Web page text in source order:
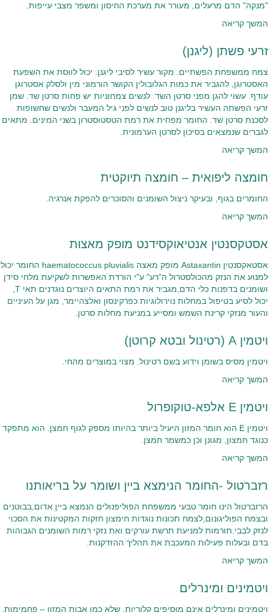
"מנקה" הדם מרעלים, מעורר את מערכת החיסון ומשפר מצבי עייפות.
המשך קריאה
זרעי פשתן (ליגנן)
צמח ממשפחת הפשתיים. מקור עשיר לסיבי ליגנן. יכול לווסת את השפעת
האסטרוגן, להגביר את כמות הגלובולין הקושר הורמוני מין ולסלק אסטרוגן
עודף. עשוי להגן מפני סרטן השד. לנשים צמחוניות יש פחות סרטן שד. שמן
זרעי הפשתה העשיר בליגנן טוב לנשים לפני גיל המעבר ולנשים שחשופות
לסכנת סרטן שד. החומר מפחית את רמת הטסטוסטרון בשני המינים. מתאים
לגברים שנמצאים בסיכון לסרטן הערמונית.
המשך קריאה
חומצה ליפואית – חומצה תיוקטית
החומרים בגוף, ובעיקר ניצול השומנים והסוכרים להפקת אנרגיה.
המשך קריאה
אסטקסנטין אנטיאוקסידנט מופק מאצות
אסטאקסנטין Astaxantin מופק מאצה haematococcus pluvialis החומר יכול
למנוע את הנזק מהכולסטרול ה"רע" ע"י הורדת האפשרות לשקיעת מלחי סידן
יכול לסיע בטיפול במחלות נוירולוגיות כפרקינסון ואלצהיימר, מגן על העיניים
והעור מנזקי קרינת השמש ומסייע במניעת מחלות סרטן.
ויטמין A (רטינול ובטא קרוטן)
ויטמין מסיס בשומן וידוע בשם רטינול. מצוי במוצרים מהחי.
המשך קריאה
ויטמין E אלפא-טוקופרול
ויטמין E הוא חומר המזון היעיל ביותר בהיותו מספק לגוף חמצן. הוא מתפקד
כנוגד חמצון, מגונן וכן כמשמר חמצן.
המשך קריאה
רזברטול -החומר הנימצא ביין ושומר על בריאותנו
הרזברטול הינו חומר טבעי ממשפחת הפוליפנולים הנמצא ביין אדום,בבוטנים
ובצמח הפוליגונום,לצמח תכונות נוגדות חימצון חזקות המקטינות את הסכוי
לנזק לבבי.תורמות למניעת תרשת עורקים ואת נזקי רמות השומנים הגבוהות
בדם ובעלות פעילות המעכבת את תהליך ההזדקנות.
המשך קריאה
ויטמינים ומינרלים
ויטמינים ומינרלים אינם מוסיפים קלוריות. שלא כמו אבות המזון – פחמימות,